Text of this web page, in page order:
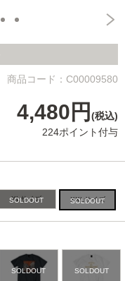
商品コード：C00009580
4,480円 (税込)
224ポイント付与
XLサイズ XXLサイズ